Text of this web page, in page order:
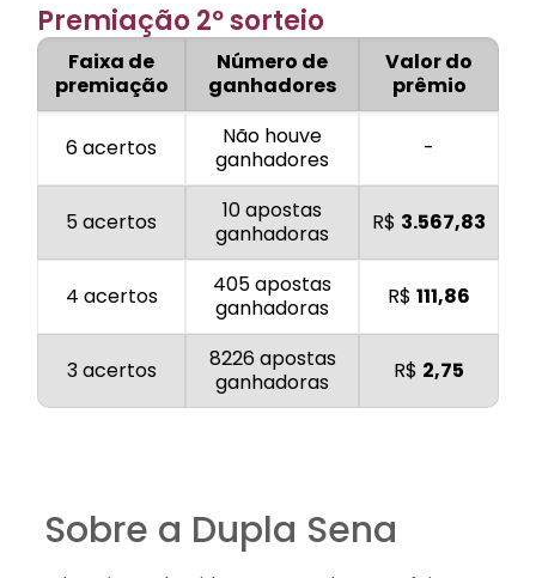
Premiação 2º sorteio
Faixa de
premiação
Número de
ganhadores
Valor do
prêmio
6 acertos
Não houve
ganhadores
-
5 acertos
10 apostas
ganhadoras
R$ 3.567,83
4 acertos
405 apostas
ganhadoras
R$ 111,86
3 acertos
8226 apostas
ganhadoras
R$ 2,75
Sobre a Dupla Sena